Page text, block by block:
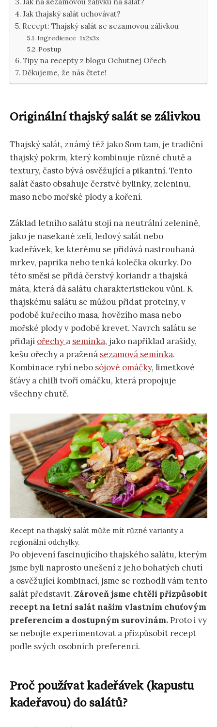
Jak thajský salát uchovávat?
Recept: Thajský salát se sezamovou zálivkou
Ingredience 1x2x3x
Postup
Tipy na recepty z blogu Ochutnej Ořech
Děkujeme, že nás čtete!
Originální thajský salát se zálivkou
Thajský salát, známý též jako Som tam, je tradiční
thajský pokrm, který kombinuje různé chutě a
textury, často bývá osvěžující a pikantní. Tento
salát často obsahuje čerstvé bylinky, zeleninu,
maso nebo mořské plody a koření.
Základ letního salátu stojí na neutrální zelenině,
jako je nasekané zelí, ledový salát nebo
kadeřávek, ke kterému se přidává nastrouhaná
mrkev, paprika nebo tenká kolečka okurky. Do
této směsi se přidá čerstvý koriandr a thajská
máta, která dá salátu charakteristickou vůni. K
thajskému salátu se můžou přidat proteiny, v
podobě kuřecího masa, hovězího masa nebo
mořské plody v podobě krevet. Navrch salátu se
přidají ořechy a semínka, jako například arašídy,
kešu ořechy a pražená sezamová semínka.
Kombinace rybí nebo sójové omáčky, limetkové
šťávy a chilli tvoří omáčku, která propojuje
všechny chutě.
Recept na thajský salát může mít různé varianty a
regionální odchylky.
Po objevení fascinujícího thajského salátu, kterým
jsme byli naprosto unešení z jeho bohatých chutí
a osvěžující kombinací, jsme se rozhodli vám tento
salát představit. Zároveň jsme chtěli přizpůsobit
recept na letní salát našim vlastním chuťovým
preferencím a dostupným surovinám.Proto i vy
se nebojte experimentovat a přizpůsobit recept
podle svých osobních preferencí.
Proč používat kadeřávek (kapustu
kadeřavou) do salátů?